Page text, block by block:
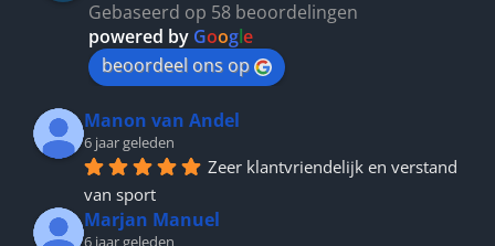
Gebaseerd op 58 beoordelingen
powered by Google
beoordeel ons op
Manon van Andel
6 jaar geleden
Zeer klantvriendelijk en verstand
van sport
Marjan Manuel
6 jaar geleden